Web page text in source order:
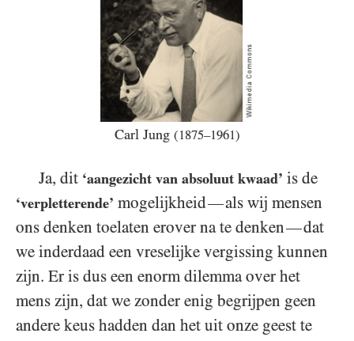
Carl Jung (1875–1961)
Ja, dit ‘aangezicht van absoluut kwaad’ is de
‘verpletterende’ mogelijkheid—als wij mensen
ons denken toelaten erover na te denken—dat
we inderdaad een vreselijke vergissing kunnen
zijn. Er is dus een enorm dilemma over het
mens zijn, dat we zonder enig begrijpen geen
andere keus hadden dan het uit onze geest te